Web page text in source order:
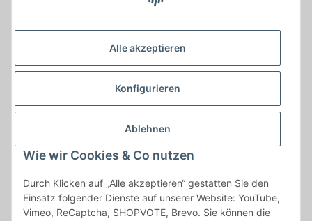
Alle akzeptieren
Konfigurieren
Ablehnen
Wie wir Cookies & Co nutzen
Durch Klicken auf „Alle akzeptieren“ gestatten Sie den
Einsatz folgender Dienste auf unserer Website: YouTube,
Vimeo, ReCaptcha, SHOPVOTE, Brevo. Sie können die
* * Lieferzeiten gelten ab Zahlungseingang und innerhalb
Deutschland.Irrtümer vorbehalten. Angaben zur
Auflagenhöhe, Durchmesser, etc. werden nicht garantiert. Der